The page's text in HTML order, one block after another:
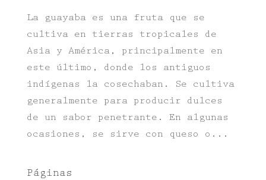
La guayaba es una fruta que se
cultiva en tierras tropicales de
Asia y América, principalmente en
este último, donde los antiguos
indígenas la cosechaban. Se cultiva
generalmente para producir dulces
de un sabor penetrante. En algunas
ocasiones, se sirve con queso o...
Páginas